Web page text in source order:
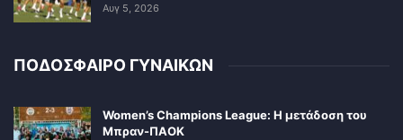
Αυγ 5, 2026
ΠΟΔΟΣΦΑΙΡΟ ΓΥΝΑΙΚΩΝ
Women’s Champions League: Η μετάδοση του
Μπραν-ΠΑΟΚ